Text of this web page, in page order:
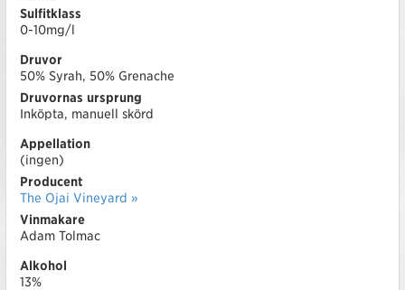
Sulfitklass
0-10mg/l
Druvor
50% Syrah, 50% Grenache
Druvornas ursprung
Inköpta, manuell skörd
Appellation
(ingen)
Producent
The Ojai Vineyard »
Vinmakare
Adam Tolmac
Alkohol
13%